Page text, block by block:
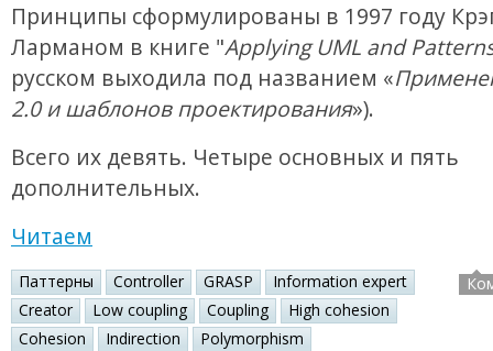
Принципы сформулированы в 1997 году
Ларманом в книге "Applying UML and
русском выходила под названием «
2.0 и шаблонов проектирования»).
Всего их девять. Четыре основных и пять
дополнительных.
Читаем
Паттерны Controller GRASP
Information expert
Creator
Low coupling Coupling
High cohesion
Cohesion
Indirection
Polymorphism